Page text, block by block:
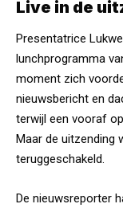
Live in de
Presentatrice
lunchprogramma
moment zich
nieuwsbericht en
terwijl een vooraf
Maar de uitzending
teruggeschakeld.
De nieuwsreporter